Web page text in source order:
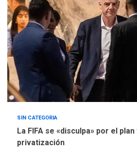
5
Concejo
Mariño
de
de Ley de
SIN CATEGORIA
La FIFA se «disculpa» por el
privatización